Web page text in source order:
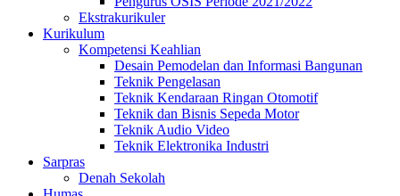
Ekstrakurikuler
Kurikulum
Kompetensi Keahlian
Desain Pemodelan dan Informasi Bangunan
Teknik Pengelasan
Teknik Kendaraan Ringan Otomotif
Teknik dan Bisnis Sepeda Motor
Teknik Audio Video
Teknik Elektronika Industri
Sarpras
Denah Sekolah